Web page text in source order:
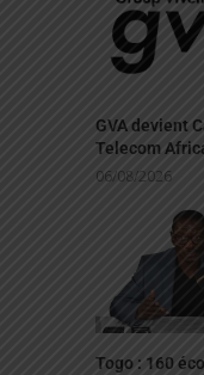
GVA devient
Telecom
06/08/2026
Togo : 160